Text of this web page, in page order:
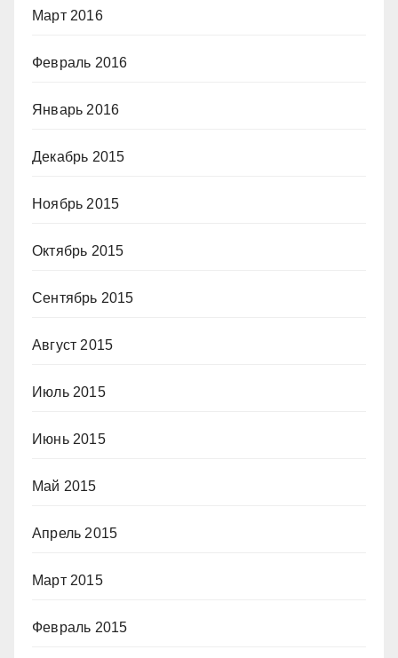
Март 2016
Февраль 2016
Январь 2016
Декабрь 2015
Ноябрь 2015
Октябрь 2015
Сентябрь 2015
Август 2015
Июль 2015
Июнь 2015
Май 2015
Апрель 2015
Март 2015
Февраль 2015